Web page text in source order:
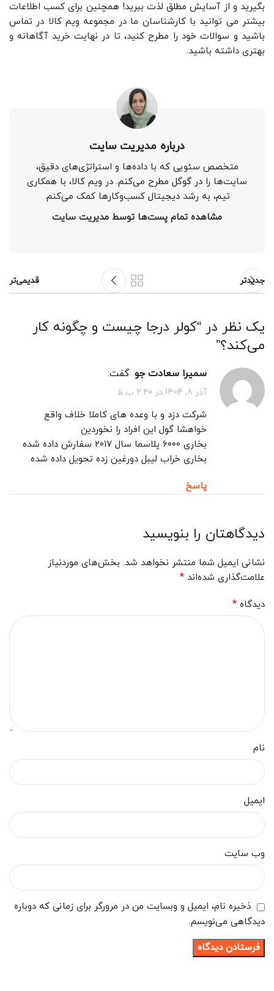
بگیرید و از آسایش مطلق لذت ببرید! همچنین برای کسب اطلاعات
بیشتر می توانید با کارشناسان ما در مجموعه ویم کالا در تماس
باشید و سوالات خود را مطرح کنید، تا در نهایت خرید آگاهانه و
بهتری داشته باشید.
درباره مدیریت سایت
متخصص سئویی که با داده‌ها و استراتژی‌های دقیق،
سایت‌ها را در گوگل مطرح می‌کنم. در ویم کالا، با همکاری
تیم، به رشد دیجیتال کسب‌وکارها کمک می‌کنم.
مشاهده تمام پست‌ها توسط مدیریت سایت
جدیدتر قدیمی‌تر
یک نظر در “کولر درجا چیست و چگونه کار
می‌کند؟”
سمیرا سعادت جو گفت:
آذر 8, 1404 در 2:20 ب.ظ
شرکت دزد و با وعده های کاملا خلاف واقع
خواهشا گول این افراد را نخوردین
بخاری ۶۰۰۰ پلاسما سال ۲۰۱۷ سفارش داده شده
بخاری خراب لیبل دورغین زده تحویل داده شده
پاسخ
دیدگاهتان را بنویسید
نشانی ایمیل شما منتشر نخواهد شد. بخش‌های موردنیاز
علامت‌گذاری شده‌اند *
دیدگاه *
نام
ایمیل
وب‌ سایت
ذخیره نام، ایمیل و وبسایت من در مرورگر برای زمانی که دوباره
دیدگاهی می‌نویسم.